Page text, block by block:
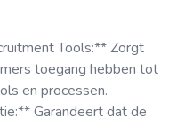
Tools:** Zorgt
toegang hebben tot
en processen.
Garandeert dat de